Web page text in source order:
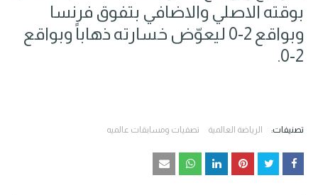
بوقته الاصلي والاضافي بتفوق ​فرنسا​
وبواقع 2-0 ليعوّض خسارته ذهاباً وبواقع
2-0.
تصنيفات: الرياضة العالمية تصفيات ومسابقات عالميه